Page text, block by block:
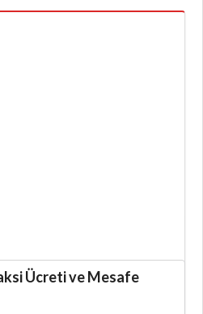
Ücreti ve Mesafe